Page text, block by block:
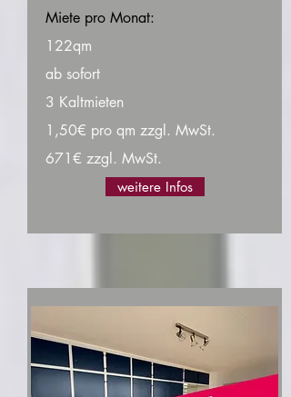
Miete pro Monat:
122qm
ab sofort
3 Kaltmieten
1,50€ pro qm zzgl. MwSt.
671€ zzgl. MwSt.
weitere Infos